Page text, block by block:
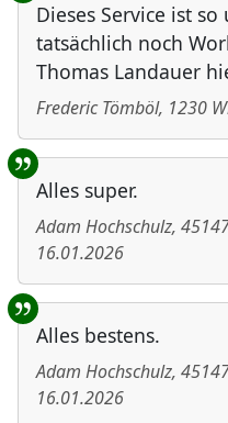
Dieses Service ist
tatsächlich noch
Thomas Landauer
Frederic Tömböl, 1230
Alles super.
Adam Hochschulz,
16.01.2026
Alles bestens.
Adam Hochschulz,
16.01.2026